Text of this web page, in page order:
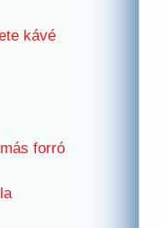
kávé
forró